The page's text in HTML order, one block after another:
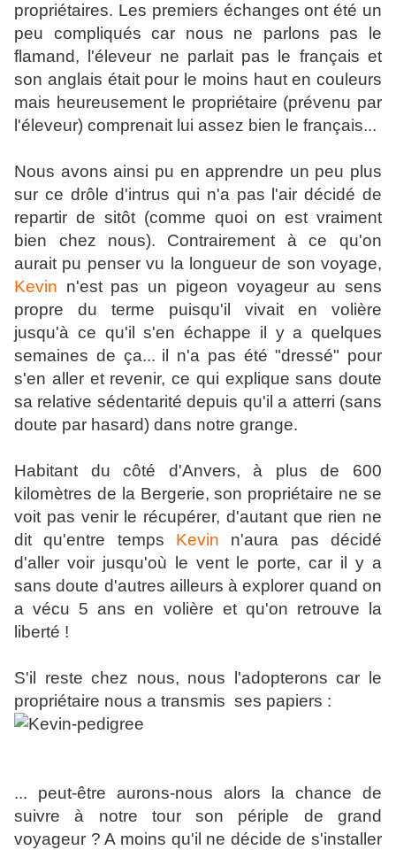
propriétaires. Les premiers échanges ont été un
peu compliqués car nous ne parlons pas le
flamand, l'éleveur ne parlait pas le français et
son anglais était pour le moins haut en couleurs
mais heureusement le propriétaire (prévenu par
l'éleveur) comprenait lui assez bien le français...
Nous avons ainsi pu en apprendre un peu plus
sur ce drôle d'intrus qui n'a pas l'air décidé de
repartir de sitôt (comme quoi on est vraiment
bien chez nous).
Contrairement à ce qu'on
aurait pu penser vu la longueur de son voyage,
Kevin n'est pas un pigeon voyageur au sens
propre du terme puisqu'il vivait en volière
jusqu'à ce qu'il s'en échappe il y a quelques
semaines de ça... il n'a pas été "dressé" pour
s'en aller et revenir, ce qui explique sans doute
sa relative sédentarité depuis qu'il a atterri (sans
doute par hasard) dans notre grange.
Habitant du côté d'Anvers, à plus de 600
kilomètres de la Bergerie, son propriétaire ne se
voit pas venir le récupérer, d'autant que rien ne
dit qu'entre temps Kevin n'aura pas décidé
d'aller voir jusqu'où le vent le porte, car il y a
sans doute d'autres ailleurs à explorer quand on
a vécu 5 ans en volière et qu'on retrouve la
liberté !
S'il reste chez nous, nous l'adopterons car le
propriétaire nous a transmis ses papiers :
... peut-être aurons-nous alors la chance de
suivre à notre tour son périple de grand
voyageur ? A moins qu'il ne décide de s'installer